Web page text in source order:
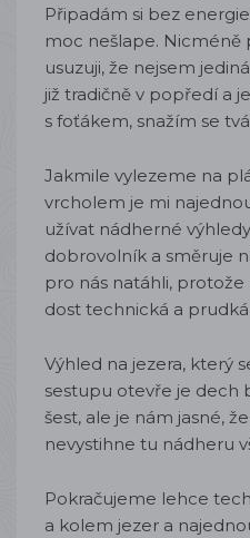
Připadám si bez
moc nešlape.
usuzuji, že nejsem
již tradičně v popředí a
s foťákem, snažím se
Jakmile vylezeme na
vrcholem je mi
užívat nádherné
dobrovolník a směruje
pro nás natáhli,
dost technická a
Výhled na jezera, který
sestupu otevře je dech
šest, ale je nám jasné,
nevystihne tu nádheru
Pokračujeme lehce
a kolem jezer a